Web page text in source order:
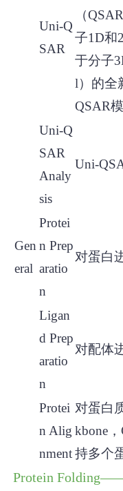
Uni-Q
SAR
（
子1D和
于分子
l）的全
QSAR
Uni-Q
SAR
Analy
sis
Uni-
Gen
eral
Protei
n Prep
aratio
n
对蛋白
Ligan
d Prep
aratio
n
对配体
Protei
n Alig
nment
对蛋白
kbone
持多个
Protein